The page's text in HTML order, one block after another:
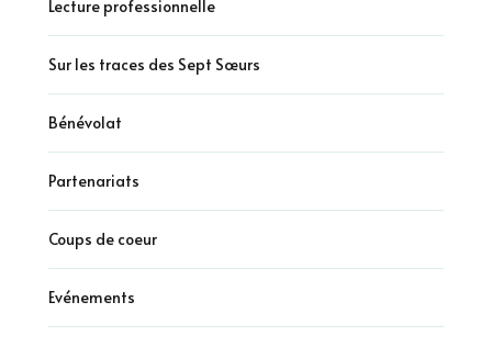
Lecture professionnelle
Sur les traces des Sept Sœurs
Bénévolat
Partenariats
Coups de coeur
Evénements